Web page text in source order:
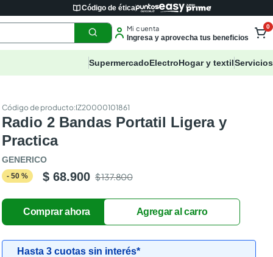
Código de ética
Mi cuenta
Ingresa y aprovecha tus beneficios
0
SupermercadoElectroHogar y textilServicios
:IZ20000101861
Radio 2 Bandas Portatil Ligera y
Practica
GENERICO
-50 % $ 68.900 $ 137.800
Hasta 3 cuotas sin interés*